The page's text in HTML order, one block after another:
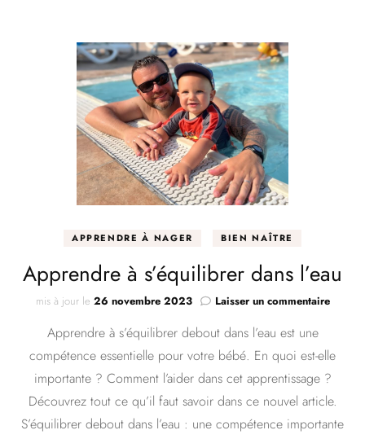
APPRENDRE À NAGER BIEN NAÎTRE
Apprendre à s’équilibrer dans l’eau
mis à jour le 26 novembre 2023 Laisser un commentairesur
dans
l’eau
Apprendre à s’équilibrer debout dans l’eau est une
compétence essentielle pour votre bébé. En quoi est-elle
importante ? Comment l’aider dans cet apprentissage ?
Découvrez tout ce qu’il faut savoir dans ce nouvel article.
S’équilibrer debout dans l’eau : une compétence importante